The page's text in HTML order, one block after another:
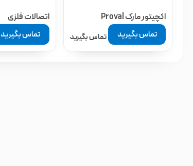
اکچیتور مارک Proval
تماس بگیرید تماس بگیرید
اتصالات فلزی
تماس بگیرید